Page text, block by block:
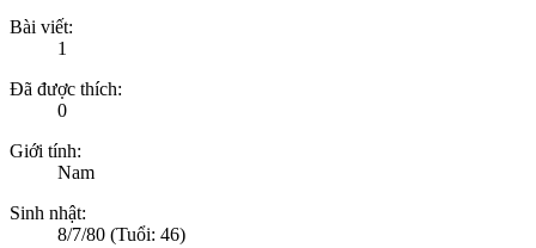
Bài viết:
1
Đã được thích:
0
Giới tính:
Nam
Sinh nhật:
8/7/80 (Tuổi: 46)